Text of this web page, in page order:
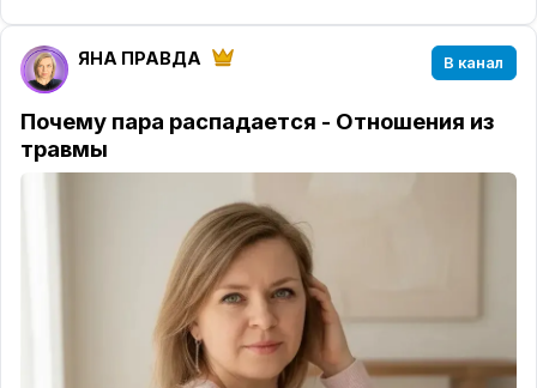
Тоже нет.
Я по-прежнему верю в семью.
✨Верю в отношения, в которых можно быть
собой.
Проходить сложные периоды — и не терять друг
Но я больше не верю в семью любой ценой.
Потому что я видела изнутри, как выглядит
"сохранить любой ценой."
Это когда терпишь то, что разрушает.
ЯНА ПРАВДА В канал
Почему пара распадается - Отношения из
травмы